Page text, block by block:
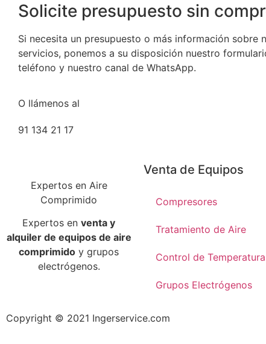
Solicite presupuesto sin
Si necesita un presupuesto o más información sobre
servicios, ponemos a su disposición nuestro
teléfono y nuestro canal de WhatsApp.
O llámenos al
91 134 21 17
Expertos en Aire
Comprimido
Expertos en venta y
alquiler de equipos de aire
comprimido y grupos
electrógenos.
Venta de Equipos
Compresores
Tratamiento de Aire
Control de Temperatura
Grupos Electrógenos
Copyright © 2021 Ingerservice.com